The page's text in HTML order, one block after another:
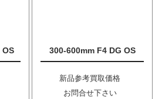
OS 300-600mm F4 DG OS
新品参考買取価格
お問合せ下さい